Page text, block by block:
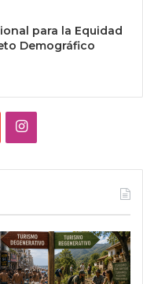
para la Equidad
Demográfico
Instagram